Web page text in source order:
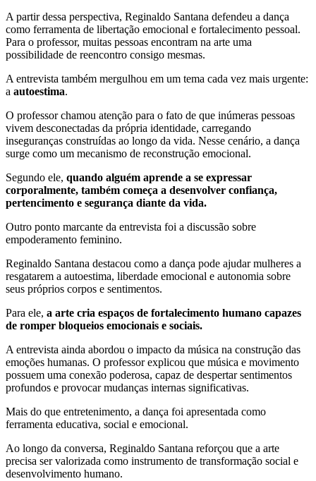
A partir dessa perspectiva, Reginaldo Santana defendeu a dança
como ferramenta de libertação emocional e fortalecimento pessoal.
Para o professor, muitas pessoas encontram na arte uma
possibilidade de reencontro consigo mesmas.
A entrevista também mergulhou em um tema cada vez mais urgente:
a autoestima.
O professor chamou atenção para o fato de que inúmeras pessoas
vivem desconectadas da própria identidade, carregando
inseguranças construídas ao longo da vida. Nesse cenário, a dança
surge como um mecanismo de reconstrução emocional.
Segundo ele, quando alguém aprende a se expressar
corporalmente, também começa a desenvolver confiança,
pertencimento e segurança diante da vida.
Outro ponto marcante da entrevista foi a discussão sobre
empoderamento feminino.
Reginaldo Santana destacou como a dança pode ajudar mulheres a
resgatarem a autoestima, liberdade emocional e autonomia sobre
seus próprios corpos e sentimentos.
Para ele, a arte cria espaços de fortalecimento humano capazes
de romper bloqueios emocionais e sociais.
A entrevista ainda abordou o impacto da música na construção das
emoções humanas. O professor explicou que música e movimento
possuem uma conexão poderosa, capaz de despertar sentimentos
profundos e provocar mudanças internas significativas.
Mais do que entretenimento, a dança foi apresentada como
ferramenta educativa, social e emocional.
Ao longo da conversa, Reginaldo Santana reforçou que a arte
precisa ser valorizada como instrumento de transformação social e
desenvolvimento humano.